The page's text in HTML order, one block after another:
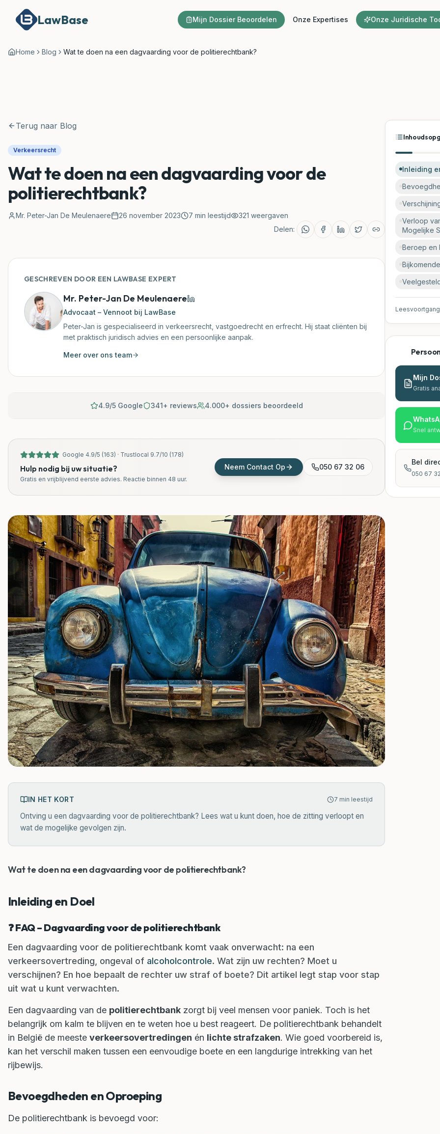
LawBase Mijn Dossier Beoordelen Onze Expertises Onze Juridische
Home Blog Wat te doen na een dagvaarding voor de politierechtbank?
Terug naar Blog
Verkeersrecht
Wat te doen na een dagvaarding voor de
politierechtbank?
Mr. Peter-Jan De Meulenaere 26 november 2023 7 min leestijd 321 weergaven
Delen:
GESCHREVEN DOOR EEN LAWBASE EXPERT
Mr. Peter-Jan De Meulenaere
Advocaat – Vennoot bij LawBase
Peter-Jan is gespecialiseerd in verkeersrecht, vastgoedrecht en erfrecht. Hij staat cliënten bij
met praktisch juridisch advies en een persoonlijke aanpak.
Meer over ons team
4.9/5 Google 341+ reviews 4.000+ dossiers beoordeeld
Google 4.9/5 (163) · Trustlocal 9.7/10 (178)
Hulp nodig bij uw situatie?
Gratis en vrijblijvend eerste advies. Reactie binnen 48 uur.
Neem Contact Op 050 67 32 06
IN HET KORT 7 min leestijd
Ontving u een dagvaarding voor de politierechtbank? Lees wat u kunt doen, hoe de zitting verloopt en
wat de mogelijke gevolgen zijn.
Wat te doen na een dagvaarding voor de politierechtbank?
Inleiding en Doel
❓FAQ – Dagvaarding voor de politierechtbank
Een dagvaarding voor de politierechtbank komt vaak onverwacht: na een
verkeersovertreding, ongeval of alcoholcontrole. Wat zijn uw rechten? Moet u
verschijnen? En hoe bepaalt de rechter uw straf of boete? Dit artikel legt stap voor stap
uit wat u kunt verwachten.
Een dagvaarding van de politierechtbank zorgt bij veel mensen voor paniek. Toch is het
belangrijk om kalm te blijven en te weten hoe u best reageert. De politierechtbank behandelt
in België de meeste verkeersovertredingen én lichte strafzaken. Wie goed voorbereid is,
kan het verschil maken tussen een eenvoudige boete en een langdurige intrekking van het
rijbewijs.
Bevoegdheden en Oproeping
De politierechtbank is bevoegd voor:
Inleiding
Verloop
Mogelijke
Beroep en
Leesvoortgang
Mijn
Gratis
Snel
Bel
050 67